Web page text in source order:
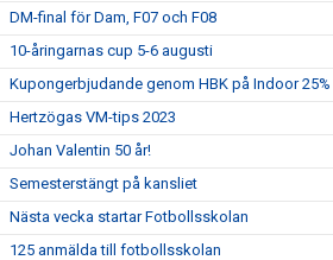
DM-final för Dam, F07 och F08
10-åringarnas cup 5-6 augusti
Kupongerbjudande genom HBK på Indoor
Hertzögas VM-tips 2023
Johan Valentin 50 år!
Semesterstängt på kansliet
Nästa vecka startar Fotbollsskolan
125 anmälda till fotbollsskolan